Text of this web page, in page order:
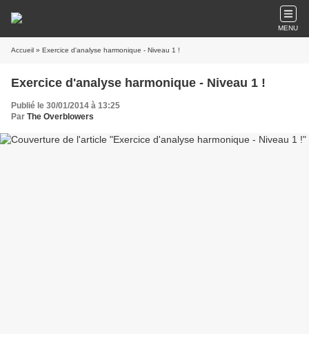
MENU
Accueil » Exercice d'analyse harmonique - Niveau 1 !
Exercice d'analyse harmonique - Niveau 1 !
Publié le 30/01/2014 à 13:25
Par The Overblowers